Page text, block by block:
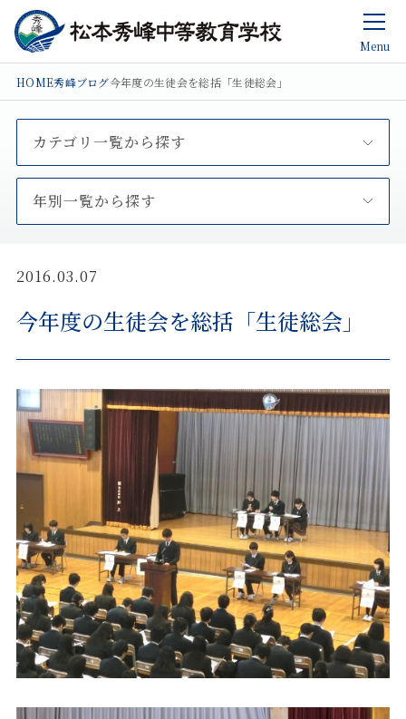
Menu
HOME秀峰ブログ今年度の生徒会を総括「生徒総会」
カテゴリ一覧から探す
年別一覧から探す
2016.03.07
今年度の生徒会を総括「生徒総会」